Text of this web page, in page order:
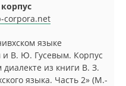
corpora.net
языке
В. Ю. Гусевым. Корпус
из книги В. З.
языка. Часть 2» (М.-